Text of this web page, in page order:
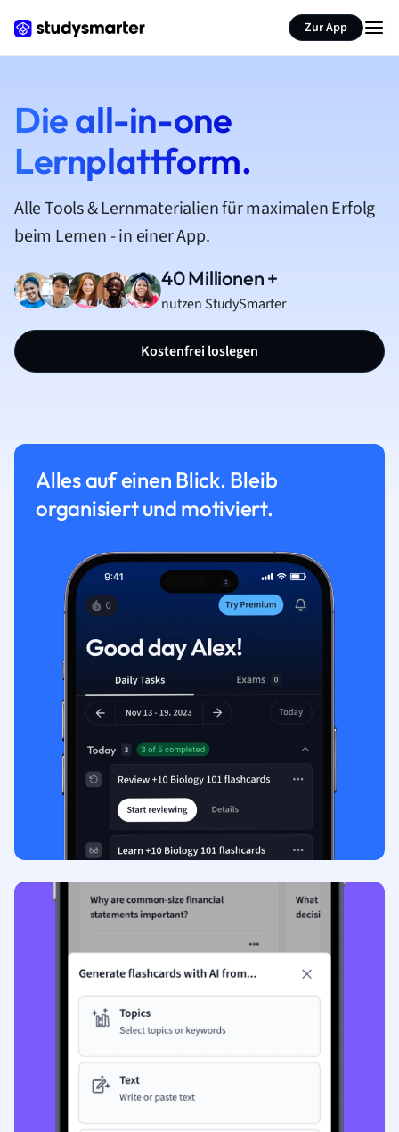
Zur App
Die all-in-one
Lernplattform.
Alle Tools & Lernmaterialien für maximalen Erfolg
beim Lernen - in einer App.
40 Millionen +
nutzen StudySmarter
Kostenfrei loslegen
Alles auf einen Blick. Bleib
organisiert und motiviert.